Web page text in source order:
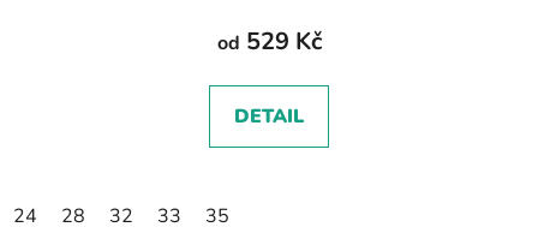
od 529 Kč
DETAIL
24 28 32 33 35